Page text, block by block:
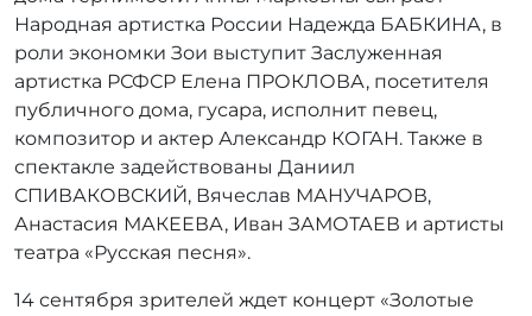
Народная артистка России Надежда БАБКИНА, в
роли экономки Зои выступит Заслуженная
артистка РСФСР Елена ПРОКЛОВА, посетителя
публичного дома, гусара, исполнит певец,
композитор и актер Александр КОГАН. Также в
спектакле задействованы Даниил
СПИВАКОВСКИЙ, Вячеслав МАНУЧАРОВ,
Анастасия МАКЕЕВА, Иван ЗАМОТАЕВ и артисты
театра «Русская песня».
14 сентября зрителей ждет концерт «Золотые